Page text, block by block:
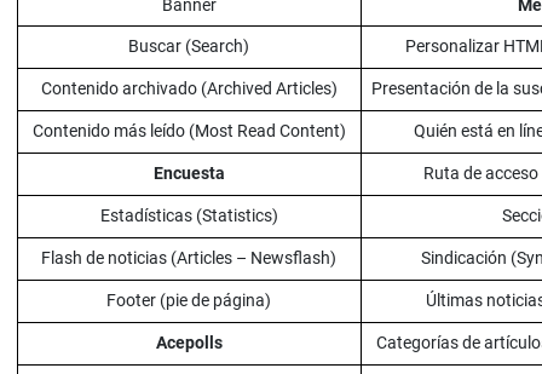
Banner
Buscar (Search) Personalizar
Contenido archivado (Archived Articles) Presentación de la
Contenido más leído (Most Read Content) Quién está en
Encuesta Ruta de
Estadísticas (Statistics)
Flash de noticias (Articles – Newsflash) Sindicación
Footer (pie de página) Últimas
Acepolls Categorías de